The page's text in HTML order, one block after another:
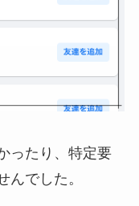
ったり、特定要
んでした。